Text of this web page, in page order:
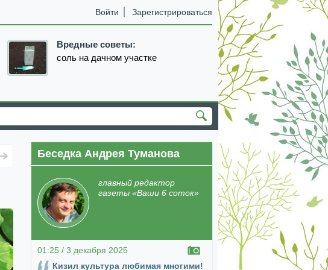
Войти Зарегистрироваться
Вредные советы:
соль на дачном участке
ноябрь декабрь январь февраль март апрель
Беседка Андрея Туманова
главный редактор
газеты «Ваши 6 соток»
01:25 / 3 декабря 2025
Кизил культура любимая многими!